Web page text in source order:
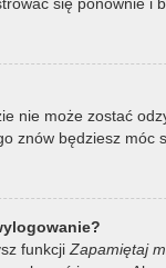
nie może zostać
znów będziesz móc
funkcjiZapamiętaj